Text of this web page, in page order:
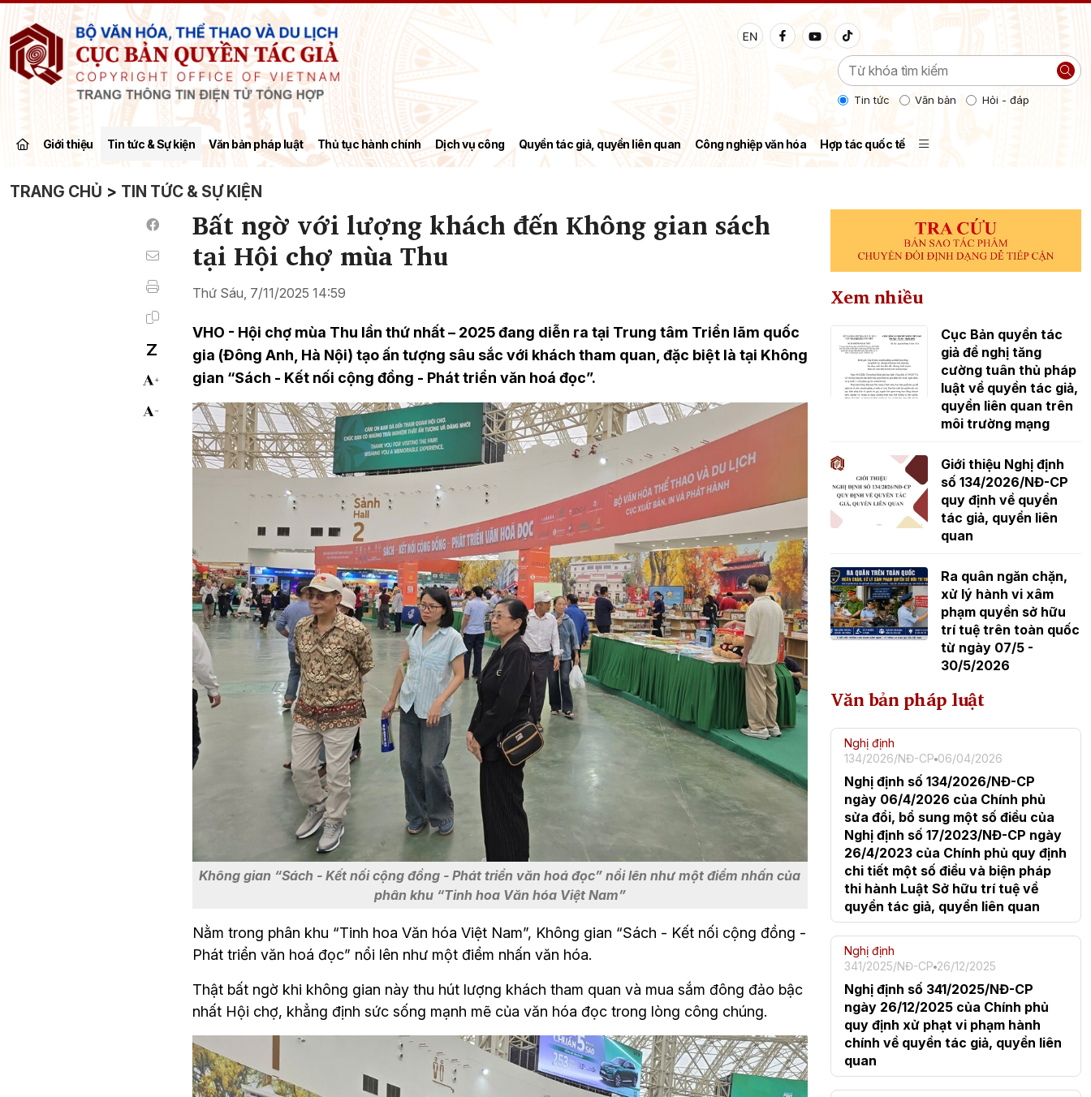
Tin tức Văn bản Hỏi - đáp
Giới thiệu Tin tức & Sự kiện Văn bản pháp luật Thủ tục hành chính Dịch vụ công Quyền tác giả, quyền liên quan Công nghiệp văn hóa Hợp tác quốc tế
TRANG CHỦ > TIN TỨC & SỰ KIỆN
Bất ngờ với lượng khách đến Không gian sách
tại Hội chợ mùa Thu
Thứ Sáu, 7/11/2025 14:59
VHO - Hội chợ mùa Thu lần thứ nhất – 2025 đang diễn ra tại Trung tâm Triển lãm quốc
gia (Đông Anh, Hà Nội) tạo ấn tượng sâu sắc với khách tham quan, đặc biệt là tại Không
gian “Sách - Kết nối cộng đồng - Phát triển văn hoá đọc”.
Không gian “Sách - Kết nối cộng đồng - Phát triển văn hoá đọc” nổi lên như một điểm nhấn của
phân khu “Tinh hoa Văn hóa Việt Nam”
Nằm trong phân khu “Tinh hoa Văn hóa Việt Nam”, Không gian “Sách - Kết nối cộng đồng -
Phát triển văn hoá đọc” nổi lên như một điểm nhấn văn hóa.
Thật bất ngờ khi không gian này thu hút lượng khách tham quan và mua sắm đông đảo bậc
nhất Hội chợ, khẳng định sức sống mạnh mẽ của văn hóa đọc trong lòng công chúng.
Xem nhiều
Cục Bản quyền tác
giả đề nghị tăng
cường tuân thủ pháp
luật về quyền tác giả,
quyền liên quan trên
môi trường mạng
Giới thiệu Nghị định
số 134/2026/NĐ-CP
quy định về quyền
tác giả, quyền liên
quan
Ra quân ngăn chặn,
xử lý hành vi xâm
phạm quyền sở hữu
trí tuệ trên toàn quốc
từ ngày 07/5 -
30/5/2026
Văn bản pháp luật
Nghị định
134/2026/NĐ-CP 06/04/2026
Nghị định số 134/2026/NĐ-CP
ngày 06/4/2026 của Chính phủ
sửa đổi, bổ sung một số điều của
Nghị định số 17/2023/NĐ-CP ngày
26/4/2023 của Chính phủ quy định
chi tiết một số điều và biện pháp
thi hành Luật Sở hữu trí tuệ về
quyền tác giả, quyền liên quan
Nghị định
341/2025/NĐ-CP 26/12/2025
Nghị định số 341/2025/NĐ-CP
ngày 26/12/2025 của Chính phủ
quy định xử phạt vi phạm hành
chính về quyền tác giả, quyền liên
quan